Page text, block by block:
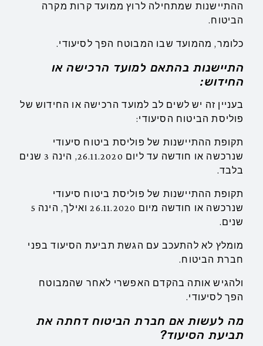
ההתיישנות שמתחילה לרוץ ממועד קרות מקרה
הביטוח.
כלומר, מהמועד שבו המבוטח הפך לסיעודי.
התיישנות בהתאם למועד הרכישה או
החידוש:
בעניין זה יש לשים לב למועד הרכישה או החידוש של
פוליסת הביטוח הסיעודי:
תקופת ההתיישנות של פוליסת ביטוח סיעודי
שנרכשה או חודשה עד ליום 26.11.2020, הינה 3 שנים
בלבד.
תקופת ההתיישנות של פוליסת ביטוח סיעודי
שנרכשה או חודשה מיום 26.11.2020 ואילך, הינה 5
שנים.
מומלץ לא להתעכב עם הגשת תביעת הסיעוד בפני
חברת הביטוח.
ולהגיש אותה בהקדם האפשרי לאחר שהמבוטח
הפך לסיעודי.
מה לעשות אם חברת הביטוח דחתה את
תביעת הסיעוד?